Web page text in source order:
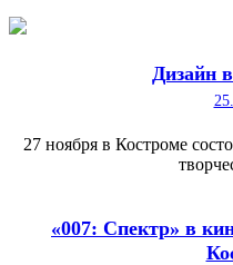
Дизайн
27 ноября в Костроме
«007: Спектр» в